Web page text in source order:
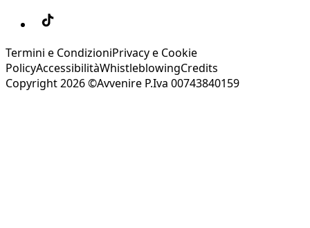
Termini e CondizioniPrivacy e Cookie
PolicyAccessibilitàWhistleblowingCredits
Copyright 2026 ©Avvenire P.Iva 00743840159